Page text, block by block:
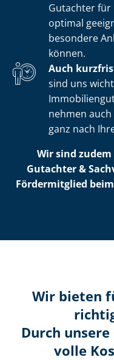
Gutachter für
optimal
besondere
können.
Auch
sind uns
nehmen
ganz nach
Wir sind
Gutachter &
Fördermitglied
Wir bieten
Durch
volle